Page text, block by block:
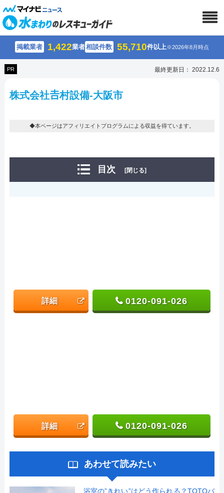
掲載業者 1,422業者相談件数 55,710件以上※2026年8月時点
PR 最終更新日： 2022.12.6
株式会社𠮷村設備-大阪市
◆本ページはアフィリエイトプログラムによる収益を得ています。
目次 [閉じる]
詳細 0120-091-026
詳細 0120-091-026
あわせて読みたい
浴室の”きれい”はどう作られる？TOTOバ